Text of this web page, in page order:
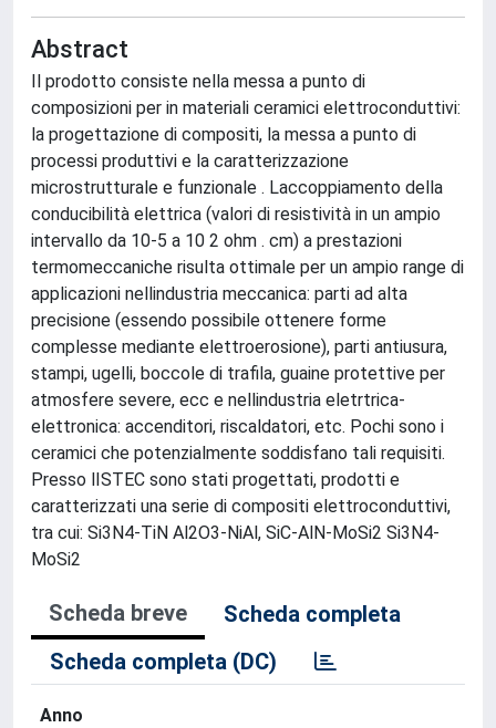
Abstract
Il prodotto consiste nella messa a punto di
composizioni per in materiali ceramici elettroconduttivi:
la progettazione di compositi, la messa a punto di
processi produttivi e la caratterizzazione
microstrutturale e funzionale . Laccoppiamento della
conducibilità elettrica (valori di resistività in un ampio
intervallo da 10-5 a 10 2 ohm . cm) a prestazioni
termomeccaniche risulta ottimale per un ampio range di
applicazioni nellindustria meccanica: parti ad alta
precisione (essendo possibile ottenere forme
complesse mediante elettroerosione), parti antiusura,
stampi, ugelli, boccole di trafila, guaine protettive per
atmosfere severe, ecc e nellindustria eletrtrica-
elettronica: accenditori, riscaldatori, etc. Pochi sono i
ceramici che potenzialmente soddisfano tali requisiti.
Presso lISTEC sono stati progettati, prodotti e
caratterizzati una serie di compositi elettroconduttivi,
tra cui: Si3N4-TiN Al2O3-NiAl, SiC-AlN-MoSi2 Si3N4-
MoSi2
Scheda breve
Scheda completa
Scheda completa (DC)
Anno